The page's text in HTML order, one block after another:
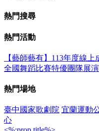
熱門搜尋
熱門活動
【藝師藝有】113年度線上
全國舞蹈比賽特優團隊展演
熱門場地
臺中國家歌劇院 宜蘭運動
心